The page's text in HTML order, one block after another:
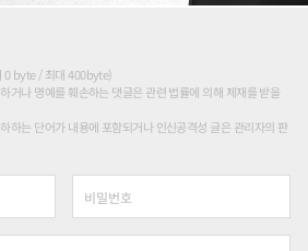
0 byte / 최대 400byte)
거나 명예를 훼손하는 댓글은 관련 법률에 의해 제재를 받을
하는 단어가 내용에 포함되거나 인신공격성 글은 관리자의 판